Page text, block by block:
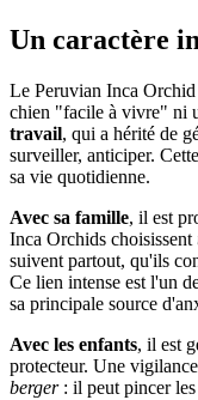
Un caractère
Le Peruvian Inca Orchid
chien "facile à vivre" ni
travail, qui a hérité de
surveiller, anticiper.
sa vie quotidienne.
Avec sa famille, il est
Inca Orchids choisissent
suivent partout, qu'ils
Ce lien intense est l'un
sa principale source
Avec les enfants, il est
protecteur. Une
berger: il peut pincer les